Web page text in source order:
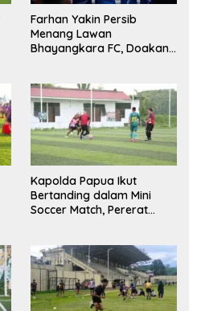
Farhan Yakin Persib
Menang Lawan
Bhayangkara FC, Doakan
Kapolda Papua Ikut
Bertanding dalam Mini
Soccer Match, Pererat